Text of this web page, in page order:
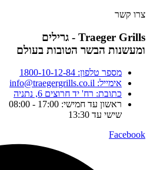
צרו קשר
Traeger Grills - גרילים
ומעשנות הבשר הטובות בעולם
מספר טלפון: 1800-10-12-84
אימייל: info@traegergrills.co.il
כתובת: רח' יד חרוצים 6, נתניה
ראשון עד חמישי: 17:00 - 08:00
שישי עד 13:30
Facebook